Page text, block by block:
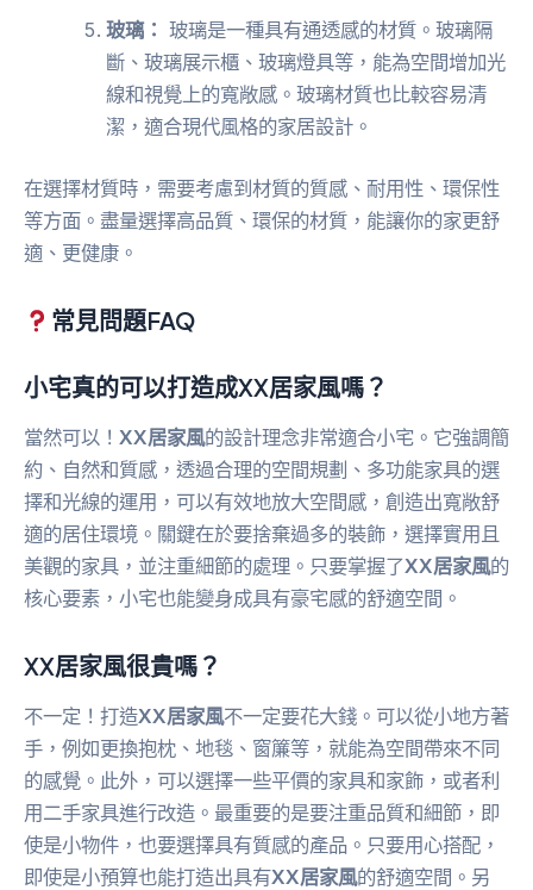
玻璃： 玻璃是一種具有通透感的材質。玻璃隔
斷、玻璃展示櫃、玻璃燈具等，能為空間增加光
線和視覺上的寬敞感。玻璃材質也比較容易清
潔，適合現代風格的家居設計。
在選擇材質時，需要考慮到材質的質感、耐用性、環保性
等方面。盡量選擇高品質、環保的材質，能讓你的家更舒
適、更健康。
常見問題FAQ
小宅真的可以打造成XX居家風嗎？
當然可以！ XX居家風的設計理念非常適合小宅。它強調簡
約、自然和質感，透過合理的空間規劃、多功能家具的選
擇和光線的運用，可以有效地放大空間感，創造出寬敞舒
適的居住環境。關鍵在於要捨棄過多的裝飾，選擇實用且
美觀的家具，並注重細節的處理。只要掌握了XX居家風的
核心要素，小宅也能變身成具有豪宅感的舒適空間。
XX居家風很貴嗎？
不一定！打造XX居家風不一定要花大錢。可以從小地方著
手，例如更換抱枕、地毯、窗簾等，就能為空間帶來不同
的感覺。此外，可以選擇一些平價的家具和家飾，或者利
用二手家具進行改造。最重要的是要注重品質和細節，即
使是小物件，也要選擇具有質感的產品。只要用心搭配，
即使是小預算也能打造出具有XX居家風的舒適空間。另